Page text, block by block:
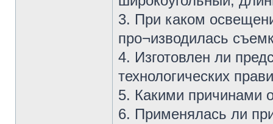
3. При каком
про¬изводилась
4. Изготовлен ли
технологических
5. Какими причинами
6. Применялась ли